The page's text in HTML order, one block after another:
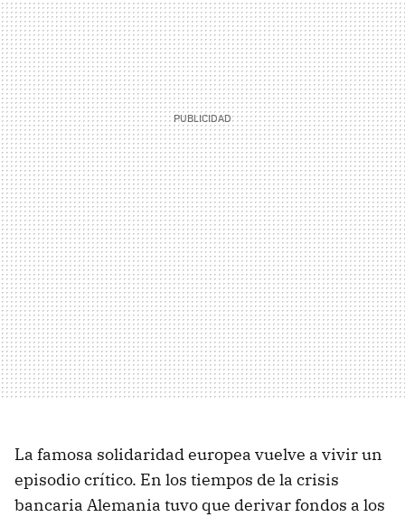
La famosa solidaridad europea vuelve a vivir un
episodio crítico. En los tiempos de la crisis
bancaria Alemania tuvo que derivar fondos a los